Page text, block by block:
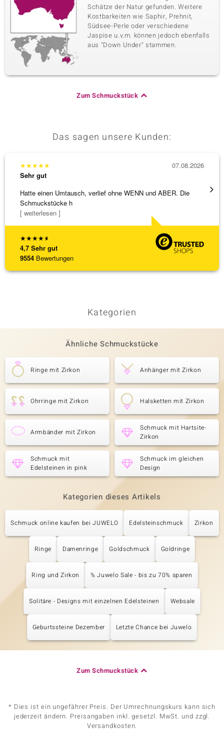
Schätze der Natur gefunden. Weitere
Kostbarkeiten wie Saphir, Prehnit,
Südsee-Perle oder verschiedene
Jaspise u.v.m. können jedoch ebenfalls
aus "Down Under" stammen.
Zum Schmuckstück
Das sagen unsere Kunden:
★★★★★
4,7 Sehr gut
9554 Bewertungen
★★★★★
Sehr gut
Hatte einen Umtausch, verlief ohne WENN und ABER. Die
Schmuckstücke h
[ weiterlesen ]
07.08.2026
Kategorien
Ähnliche Schmuckstücke
Ringe mit Zirkon Anhänger mit Zirkon
Ohrringe mit Zirkon Halsketten mit Zirkon
Armbänder mit Zirkon
Schmuck mit Hartsite-
Zirkon
Schmuck mit
Edelsteinen in pink
Schmuck im gleichen
Design
Kategorien dieses Artikels
Schmuck online kaufen bei JUWELO Edelsteinschmuck Zirkon
Ringe Damenringe Goldschmuck Goldringe
Ring und Zirkon % Juwelo Sale - bis zu 70% sparen
Solitäre - Designs mit einzelnen Edelsteinen Websale
Geburtssteine Dezember Letzte Chance bei Juwelo
Zum Schmuckstück
* Dies ist ein ungefährer Preis. Der Umrechnungskurs kann sich
jederzeit ändern. Preisangaben inkl. gesetzl. MwSt. und zzgl.
Versandkosten.